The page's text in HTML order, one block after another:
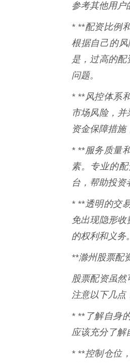
参考其他用户
* **配资比例
根据自己的
是，过高的
问题。
* **风控体系
市场风险，
资金保障措施
* **服务质量
素。专业的
台，帮助投资
* **透明的交
免出现隐形
的权利和义务。
**滁州股票配
股票配资虽
注意以下几点
* **了解自身
应该充分了解
* **控制仓位